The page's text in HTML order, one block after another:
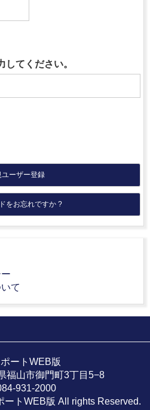
してください。
ユーザー登録
をお忘れですか ?
て
ートWEB版
福山市御門町3丁目5−8
931-2000
トWEB版 All rights Reserved.